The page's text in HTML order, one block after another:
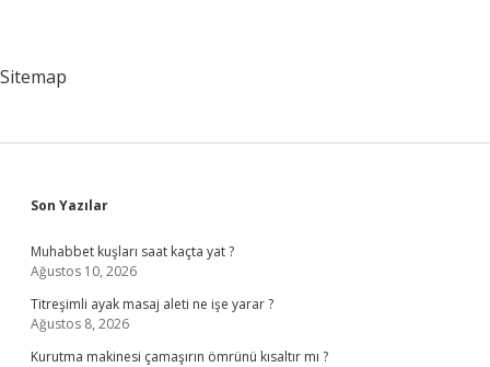
Sitemap
Sidebar
Son Yazılar
Muhabbet kuşları saat kaçta yat ?
Ağustos 10, 2026
Titreşimli ayak masaj aleti ne işe yarar ?
Ağustos 8, 2026
Kurutma makinesi çamaşırın ömrünü kısaltır mı ?